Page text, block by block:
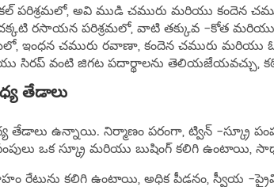
పరిశ్రమలో, అవి ముడి చమురు మరియు
రసాయన పరిశ్రమలో, వాటి తక్కువ -కోత
ఇంధన చమురు రవాణా, కందెన చమురు మరియు
సిరప్ వంటి జిగట పదార్థాలను తెలియజేయవచ్చు,
తేడాలు
తేడాలు ఉన్నాయి. నిర్మాణం పరంగా, ట్విన్ -స్క్రూ
ఒక స్క్రూ మరియు బుషింగ్ కలిగి ఉంటాయి,
రేటును కలిగి ఉంటాయి, అధిక పీడనం, స్వీయ -